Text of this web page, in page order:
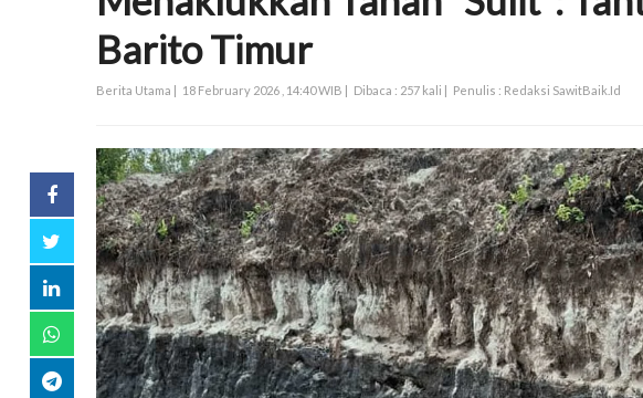
Barito Timur
Berita Utama | 18 February 2026 , 14:40 WIB | Dibaca : 257 kali | Penulis : Redaksi SawitBaik.Id